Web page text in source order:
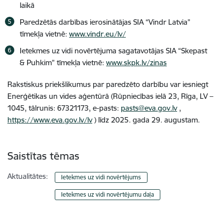
laikā
Paredzētās darbības ierosinātājas SIA “Vindr Latvia”
tīmekļa vietnē: www.vindr.eu/lv/
Ietekmes uz vidi novērtējuma sagatavotājas SIA “Skepast
& Puhkim” tīmekļa vietnē: www.skpk.lv/zinas
Rakstiskus priekšlikumus par paredzēto darbību var iesniegt
Enerģētikas un vides aģentūrā (Rūpniecības ielā 23, Rīga, LV –
1045, tālrunis: 67321173, e-pasts: pasts@eva.gov.lv ,
https://www.eva.gov.lv/lv ) līdz 2025. gada 29. augustam.
Saistītas tēmas
Aktualitātes: Ietekmes uz vidi novērtējums
Ietekmes uz vidi novērtējumu daļa